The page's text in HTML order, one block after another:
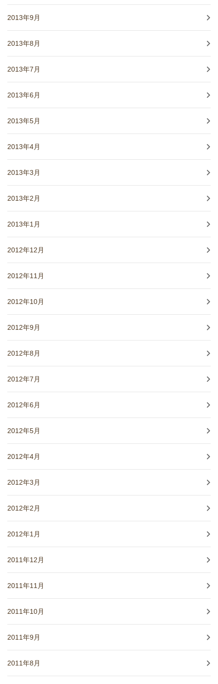
2013年9月
2013年8月
2013年7月
2013年6月
2013年5月
2013年4月
2013年3月
2013年2月
2013年1月
2012年12月
2012年11月
2012年10月
2012年9月
2012年8月
2012年7月
2012年6月
2012年5月
2012年4月
2012年3月
2012年2月
2012年1月
2011年12月
2011年11月
2011年10月
2011年9月
2011年8月